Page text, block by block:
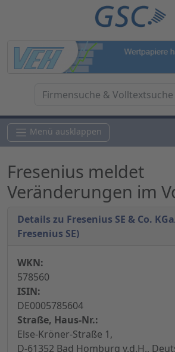
Menü ausklappen
Fresenius meldet
Veränderungen im
Details zu Fresenius SE & Co.
Fresenius SE)
WKN:
578560
ISIN:
DE0005785604
Straße, Haus-Nr.:
Else-Kröner-Straße 1,
D-61352 Bad Homburg v.d.H.,